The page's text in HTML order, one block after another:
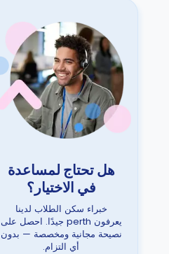
هل تحتاج لمساعدة
في الاختيار؟
خبراء سكن الطلاب لدينا
يعرفون perth جيدًا. احصل على
نصيحة مجانية ومخصصة — بدون
أي التزام.